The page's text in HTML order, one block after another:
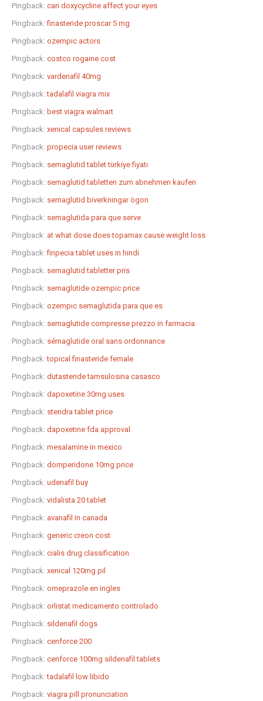
Pingback: can doxycycline affect your eyes
Pingback:finasteride proscar 5 mg
Pingback: ozempic actors
Pingback: costco rogaine cost
Pingback: vardenafil 40mg
Pingback:tadalafil viagra mix
Pingback: best viagra walmart
Pingback: xenical capsules reviews
Pingback: propecia user reviews
Pingback: semaglutid tablet türkiye fiyatı
Pingback: semaglutid tabletten zum abnehmen kaufen
Pingback: semaglutid biverkningar ögon
Pingback: semaglutida para que serve
Pingback: at what dose does topamax cause weight loss
Pingback:finpecia tablet uses in hindi
Pingback: semaglutid tabletter pris
Pingback: semaglutide ozempic price
Pingback: ozempic semaglutida para que es
Pingback: semaglutide compresse prezzo in farmacia
Pingback: sémaglutide oral sans ordonnance
Pingback:topical finasteride female
Pingback: dutasteride tamsulosina casasco
Pingback: dapoxetine 30mg uses
Pingback: stendra tablet price
Pingback: dapoxetine fda approval
Pingback: mesalamine in mexico
Pingback: domperidone 10mg price
Pingback: udenafil buy
Pingback: vidalista 20 tablet
Pingback: avanafil in canada
Pingback: generic creon cost
Pingback: cialis drug classification
Pingback: xenical 120mg pil
Pingback: omeprazole en ingles
Pingback: orlistat medicamento controlado
Pingback: sildenafil dogs
Pingback: cenforce 200
Pingback: cenforce 100mg sildenafil tablets
Pingback:tadalafil low libido
Pingback: viagra pill pronunciation